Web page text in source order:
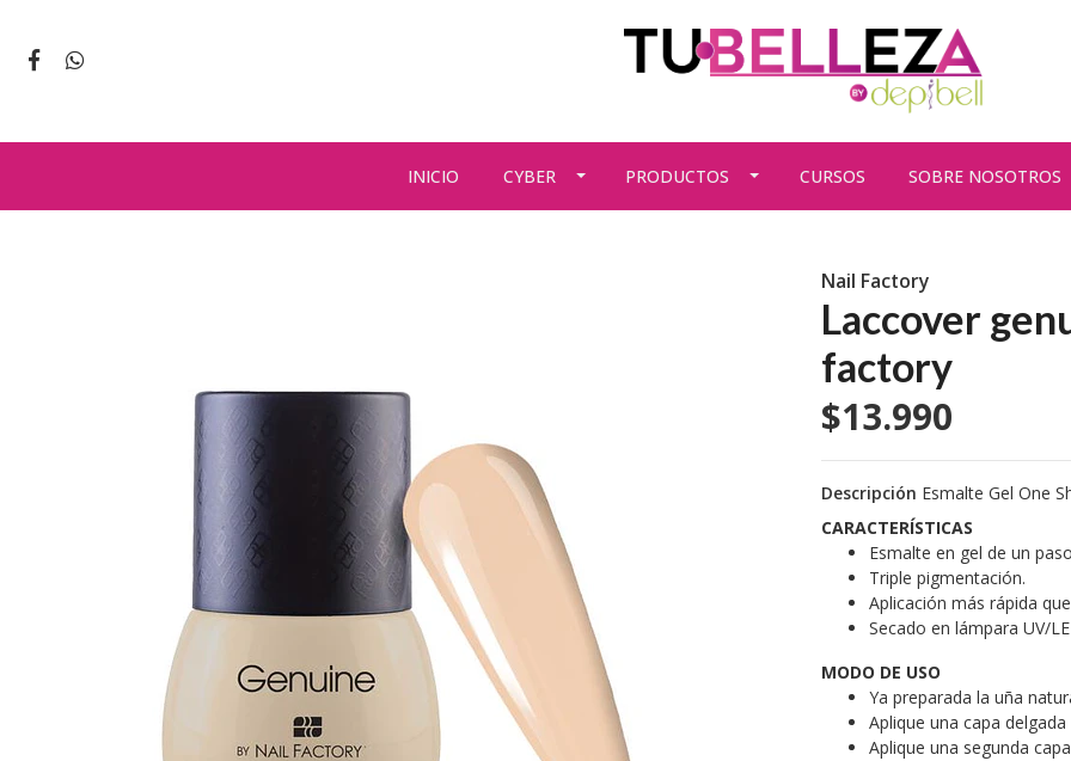
INICIO CYBER PRODUCTOS CURSOS SOBRE NOSOTROS
Nail Factory
Laccover
factory
$13.990
Descripción Esmalte Gel One
CARACTERÍSTICAS
Esmalte en gel de un
Triple pigmentación.
Aplicación más rápida
Secado en lámpara UV/
MODO DE USO
Ya preparada la uña
Aplique una capa
Aplique una segunda